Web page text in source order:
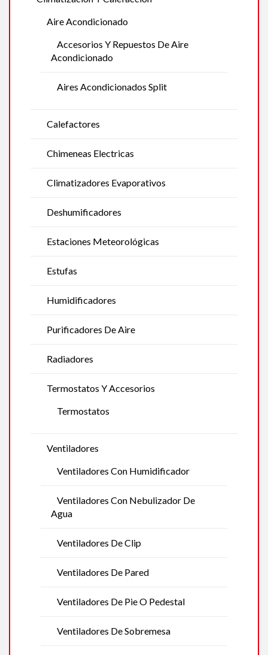
Aire Acondicionado
Accesorios Y Repuestos De Aire
Acondicionado
Aires Acondicionados Split
Calefactores
Chimeneas Electricas
Climatizadores Evaporativos
Deshumificadores
Estaciones Meteorológicas
Estufas
Humidificadores
Purificadores De Aire
Radiadores
Termostatos Y Accesorios
Termostatos
Ventiladores
Ventiladores Con Humidificador
Ventiladores Con Nebulizador De
Agua
Ventiladores De Clip
Ventiladores De Pared
Ventiladores De Pie O Pedestal
Ventiladores De Sobremesa